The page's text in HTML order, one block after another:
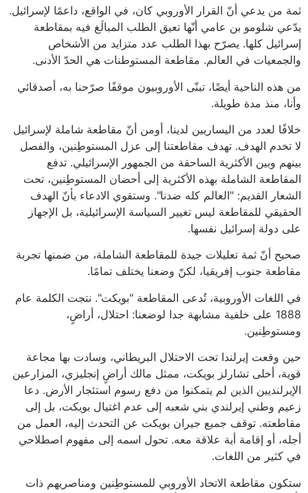
ثمة من يدعي أنّ القرار الأوروبي كان، في الواقع، داعمًا لإسرائيل.
يدّعي شلومو بن عامي أنّها تعيق الطلب المبالَغ فيه بمقاطعة
إسرائيل كلها. يصرّح بهذا الطلب عدد متزايد من الأشخاص
والجمعيات في العالم. مقاطعة المستوطنات هي الحدّ الأدنى.
من هذه الناحية أيضًا، تبنّى الأوروبيون موقفًا صرّحنا به، أصدقائي
وأنا، منذ مدة طويلة.
خلافًا لعدد من اليساريين لدينا، أومن أنّ مقاطعة شاملة لإسرائيل
لا تخدم الهدف. تهدف مقاطعتنا إلى عزل المستوطِنين، والفصل
بينهم وبين الأكثرية الساحقة من الجمهور الإسرائيلي. تدفع
المقاطعة الشاملة بهذه الأكثرية إلى أحضان المستوطِنين، تحت
الشعار القديم: "العالم كله ضدنا". وستقوي الادعاء بأنّ الهدف
الحقيقي للمقاطعة ليس تغيير السياسة الإسرائيلية، بل الإجهاز
على دولة إسرائيل نفسها.
صحيح أنّ ثمة تعليلات جيدة للمقاطعة الشاملة، من ضمنها تجربة
مقاطعة جنوب إفريقيا، لكنّ وضعنا يختلف تمامًا.
في اللغات الأوروبية، تُدعى المقاطعة "بويكت". نتجت الكلمة عام
1888 على خلفية مشابهة جدا لوضعنا: احتلال، أراضٍ،
ومستوطِنين.
حين وقعت إيرلندا تحت الاحتلال البريطاني، وسادت بها مجاعة
قوية، أخلى تشارلز بويكت، ممثل مالك أراضٍ إنجليزي، المزارعين
الإيرلنديين الذين لم يتمكنوا من دفع رسوم استئجار الأرض. دعا
زعيم وطني إيرلندي بني شعبه إلى عدم اغتيال بويكت، بل إلى
مقاطعته. توقف جميع جيران بويكت عن التحدث إليه، العمل من
أجله، أو إقامة أية علاقة معه. تحول اسمه إلى مفهوم اصطلاحي
في كثير من اللغات.
ستكون مقاطعة الاتحاد الأوروبي للمستوطِنين ومناصريهم ذات